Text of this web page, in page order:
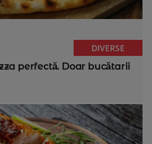
DIVERSE
perfectă. Doar bucătarii